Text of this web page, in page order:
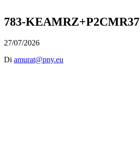
783-KEAMRZ+P2CMR37
27/07/2026
Di amurat@pny.eu